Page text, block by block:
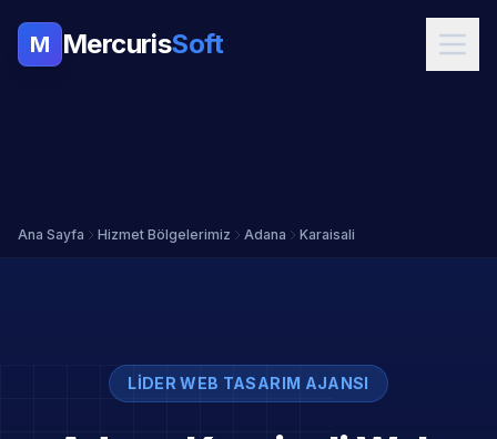
M MercurisSoft
Ana Sayfa Hizmet Bölgelerimiz Adana Karaisali
LIDER WEB TASARIM AJANSI